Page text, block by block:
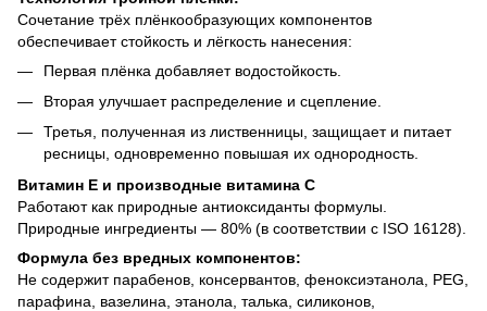
Сочетание трёх плёнкообразующих компонентов
обеспечивает стойкость и лёгкость нанесения:
Первая плёнка добавляет водостойкость.
Вторая улучшает распределение и сцепление.
Третья, полученная из лиственницы, защищает и питает
ресницы, одновременно повышая их однородность.
Витамин Е и производные витамина С
Работают как природные антиоксиданты формулы.
Природные ингредиенты — 80% (в соответствии с ISO 16128).
Формула без вредных компонентов:
Не содержит парабенов, консервантов, феноксиэтанола, PEG,
парафина, вазелина, этанола, талька, силиконов,